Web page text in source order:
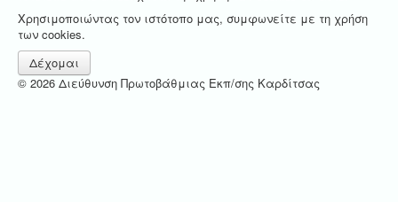
Χρησιμοποιώντας τον ιστότοπο μας, συμφωνείτε με τη χρήση
των cookies.
Δέχομαι
© 2026 Διεύθυνση Πρωτοβάθμιας Εκπ/σης Καρδίτσας